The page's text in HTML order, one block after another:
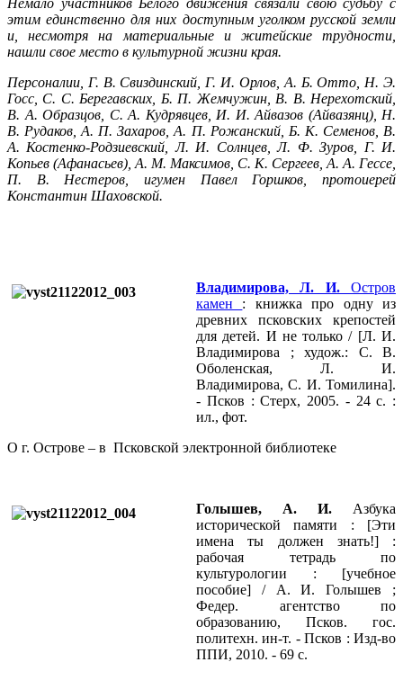
Немало участников Белого движения связали свою судьбу с
этим единственно для них доступным уголком русской земли
и, несмотря на материальные и житейские трудности,
нашли свое место в культурной жизни края.
Персоналии, Г. В. Свиздинский, Г. И. Орлов, А. Б. Отто, Н. Э.
Госс, С. С. Берегавских, Б. П. Жемчужин, В. В. Нерехотский,
В. А. Образцов, С. А. Кудрявцев, И. И. Айвазов (Айвазянц), Н.
В. Рудаков, А. П. Захаров, А. П. Рожанский, Б. К. Семенов, В.
А. Костенко-Родзиевский, Л. И. Солнцев, Л. Ф. Зуров, Г. И.
Копьев (Афанасьев), А. М. Максимов, С. К. Сергеев, А. А. Гессе,
П. В. Нестеров, игумен Павел Горшков, протоиерей
Константин Шаховской.
Владимирова, Л. И. Остров
камен : книжка про одну из
древних псковских крепостей
для детей. И не только / [Л. И.
Владимирова ; худож.: С. В.
Оболенская, Л. И.
Владимирова, С. И. Томилина].
- Псков : Стерх, 2005. - 24 с. :
ил., фот.
О г. Острове – в Псковской электронной библиотеке
Голышев, А. И. Азбука
исторической памяти : [Эти
имена ты должен знать!] :
рабочая тетрадь по
культурологии : [учебное
пособие] / А. И. Голышев ;
Федер. агентство по
образованию, Псков. гос.
политехн. ин-т. - Псков : Изд-во
ППИ, 2010. - 69 с.